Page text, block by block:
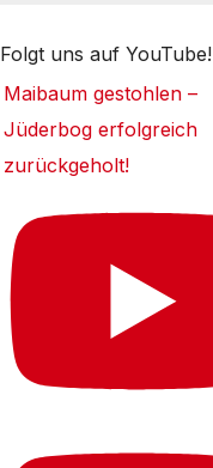
Folgt uns auf YouTube!
Maibaum gestohlen –
Jüderbog erfolgreich
zurückgeholt!